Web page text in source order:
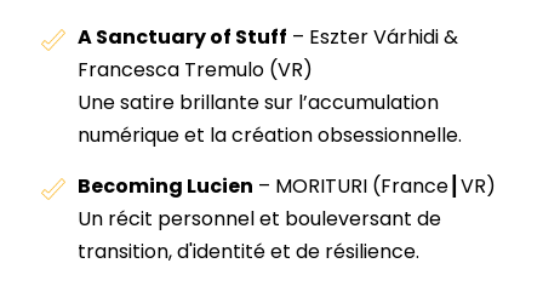
A Sanctuary of Stuff – Eszter Várhidi &
Francesca Tremulo (VR)
Une satire brillante sur l’accumulation
numérique et la création obsessionnelle.
Becoming Lucien – MORITURI (France┃VR)
Un récit personnel et bouleversant de
transition, d'identité et de résilience.